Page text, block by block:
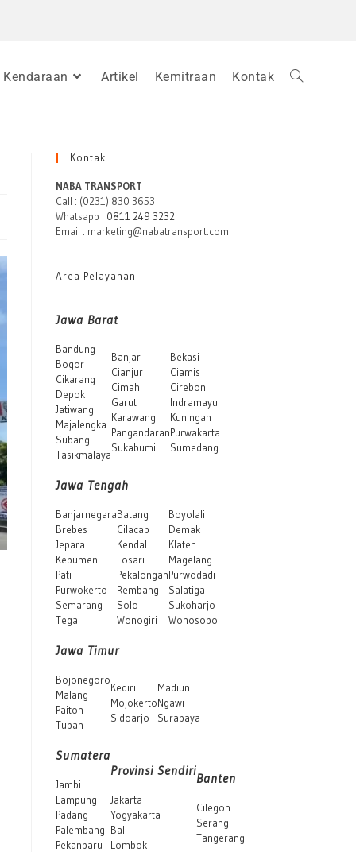
Kendaraan Artikel Kemitraan Kontak
Kontak
NABA TRANSPORT
Call : (0231) 830 3653
Whatsapp : 0811 249 3232
Email : marketing@nabatransport.com
Area Pelayanan
Jawa Barat
Bandung
Bogor
Cikarang
Depok
Jatiwangi
Majalengka
Subang
Tasikmalaya
Banjar
Cianjur
Cimahi
Garut
Karawang
Pangandaran
Sukabumi
Bekasi
Ciamis
Cirebon
Indramayu
Kuningan
Purwakarta
Sumedang
Jawa Tengah
Banjarnegara
Brebes
Jepara
Kebumen
Pati
Purwokerto
Semarang
Tegal
Batang
Cilacap
Kendal
Losari
Pekalongan
Rembang
Solo
Wonogiri
Boyolali
Demak
Klaten
Magelang
Purwodadi
Salatiga
Sukoharjo
Wonosobo
Jawa Timur
Bojonegoro
Malang
Paiton
Tuban
Kediri
Mojokerto
Sidoarjo
Madiun
Ngawi
Surabaya
Sumatera
Jambi
Lampung
Padang
Palembang
Pekanbaru
Provinsi Sendiri
Jakarta
Yogyakarta
Bali
Lombok
Banten
Cilegon
Serang
Tangerang